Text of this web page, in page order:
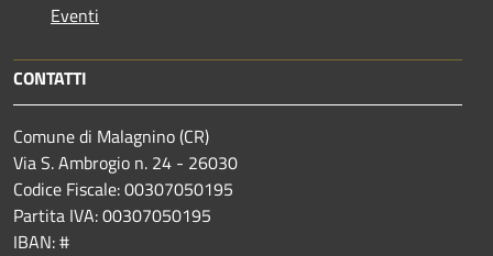
Eventi
CONTATTI
Comune di Malagnino (CR)
Via S. Ambrogio n. 24 - 26030
Codice Fiscale: 00307050195
Partita IVA: 00307050195
IBAN: #